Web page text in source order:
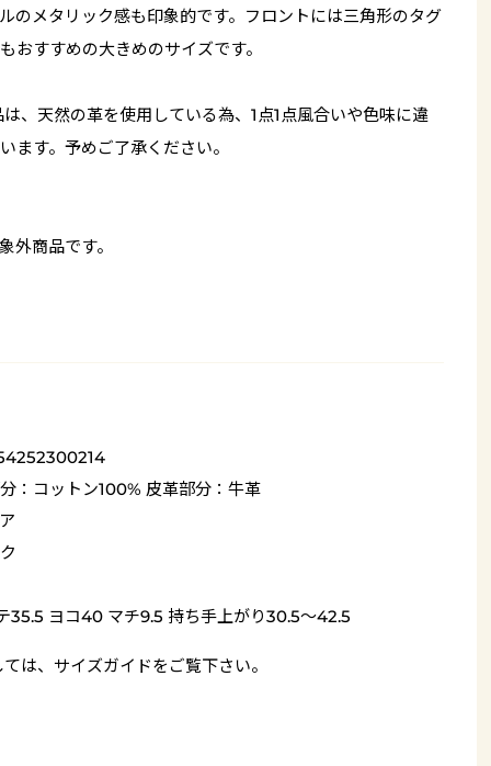
のメタリック感も印象的です。フロントには三角形のタグ
おすすめの大きめのサイズです。
、天然の革を使用している為、1点1点風合いや色味に違
ます。予めご了承ください。
外商品です。
：コットン100% 皮革部分：牛革
35.5 ヨコ40 マチ9.5 持ち手上がり30.5～42.5
は、 サイズガイドをご覧下さい。